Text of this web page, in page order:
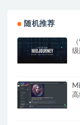
随机推荐